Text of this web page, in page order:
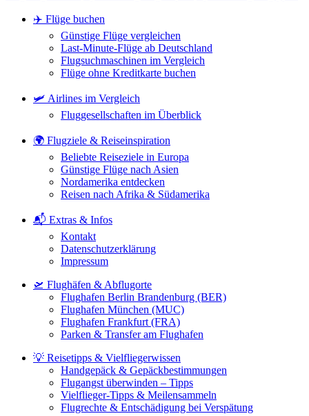
✈️ Flüge buchen
Günstige Flüge vergleichen
Last-Minute-Flüge ab Deutschland
Flugsuchmaschinen im Vergleich
Flüge ohne Kreditkarte buchen
🛩️ Airlines im Vergleich
Fluggesellschaften im Überblick
🌍 Flugziele & Reiseinspiration
Beliebte Reiseziele in Europa
Günstige Flüge nach Asien
Nordamerika entdecken
Reisen nach Afrika & Südamerika
📬 Extras & Infos
Kontakt
Datenschutzerklärung
Impressum
🛫 Flughäfen & Abflugorte
Flughafen Berlin Brandenburg (BER)
Flughafen München (MUC)
Flughafen Frankfurt (FRA)
Parken & Transfer am Flughafen
💡 Reisetipps & Vielfliegerwissen
Handgepäck & Gepäckbestimmungen
Flugangst überwinden – Tipps
Vielflieger-Tipps & Meilensammeln
Flugrechte & Entschädigung bei Verspätung